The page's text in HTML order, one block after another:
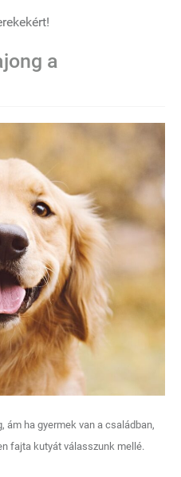
a
ám ha gyermek van a családban,
fajta kutyát válasszunk mellé.